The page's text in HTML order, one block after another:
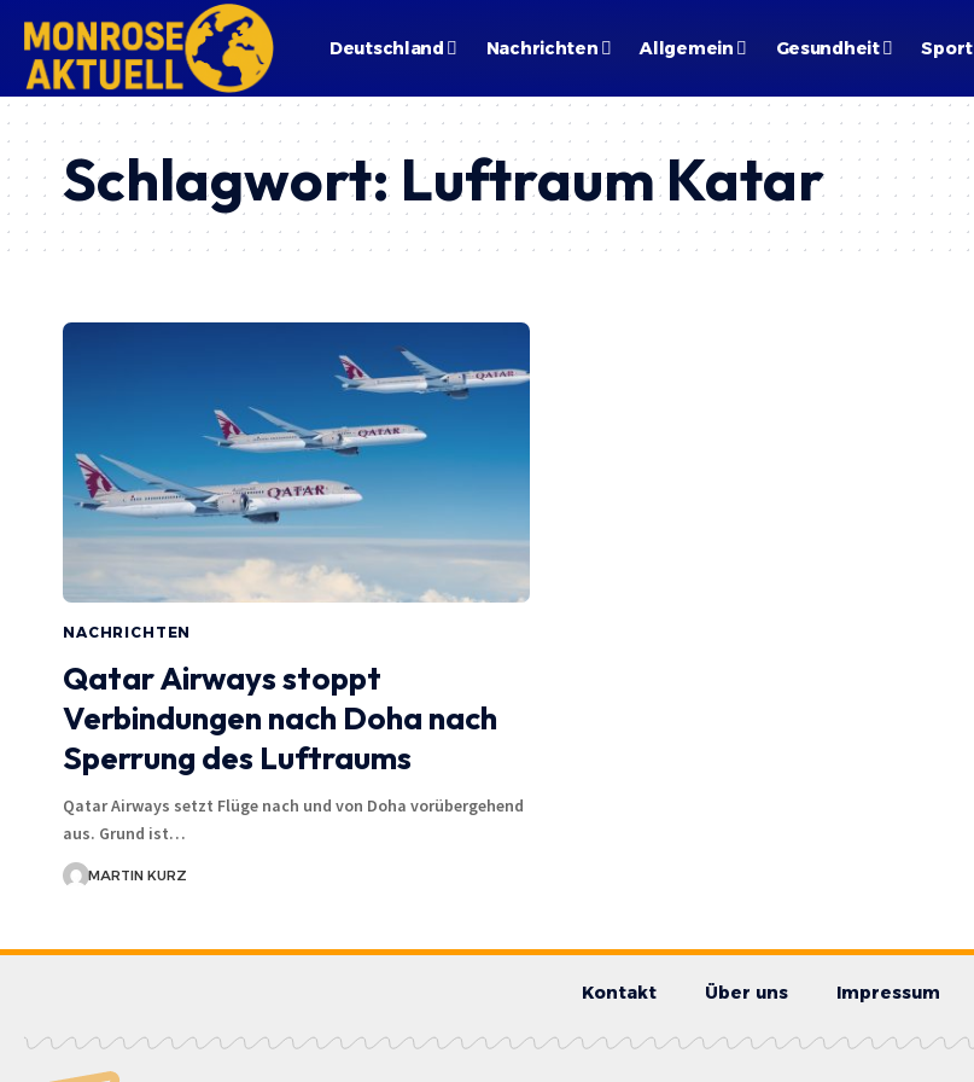
Deutschland Nachrichten Allgemein Gesundheit Sport
Schlagwort: Luftraum Katar
NACHRICHTEN
Qatar Airways stoppt
Verbindungen nach Doha nach
Sperrung des Luftraums
Qatar Airways setzt Flüge nach und von Doha vorübergehend
aus. Grund ist…
MARTIN KURZ
Kontakt Über uns Impressum